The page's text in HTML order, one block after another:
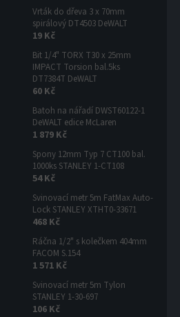
Vrták do dřeva 3 x 70mm
spirálový DT4503 DeWALT
19 Kč
Bit 1/4" TORX T30 x 25mm
IMPACT Torsion bal.5ks
DT7384T DeWALT
60 Kč
Batoh na nářadí DWST60122-1
DeWALT edice McLaren
1 879 Kč
Spony 12mm Typ 7 CT100 bal.
1000ks STANLEY 1-CT108
54 Kč
Svinovací metr 5m FatMax Auto-
Lock STANLEY XTHT0-33671
468 Kč
Ráčna 1/2" s kolečkem 404mm
FACOM S.154
1 571 Kč
Svinovací metr 5m Tylon
STANLEY 1-30-697
106 Kč